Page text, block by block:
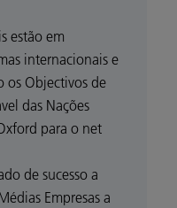
estão em
internacionais e
os Objectivos de
das Nações
para o net
de sucesso a
Empresas a